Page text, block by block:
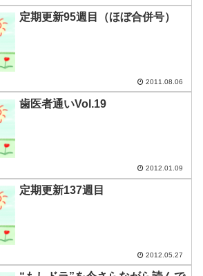
定期更新95週目（ほぼ合併号）
2011.08.06
歯医者通いVol.19
2012.01.09
定期更新137週目
2012.05.27